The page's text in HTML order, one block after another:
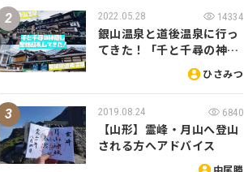
2022.05.28 14334
銀山温泉と道後温泉に行っ
てきた！「千と千尋の神…
ひさみつ
2019.08.24 6840
【山形】霊峰・月山へ登山
される方へアドバイス
中尾勝